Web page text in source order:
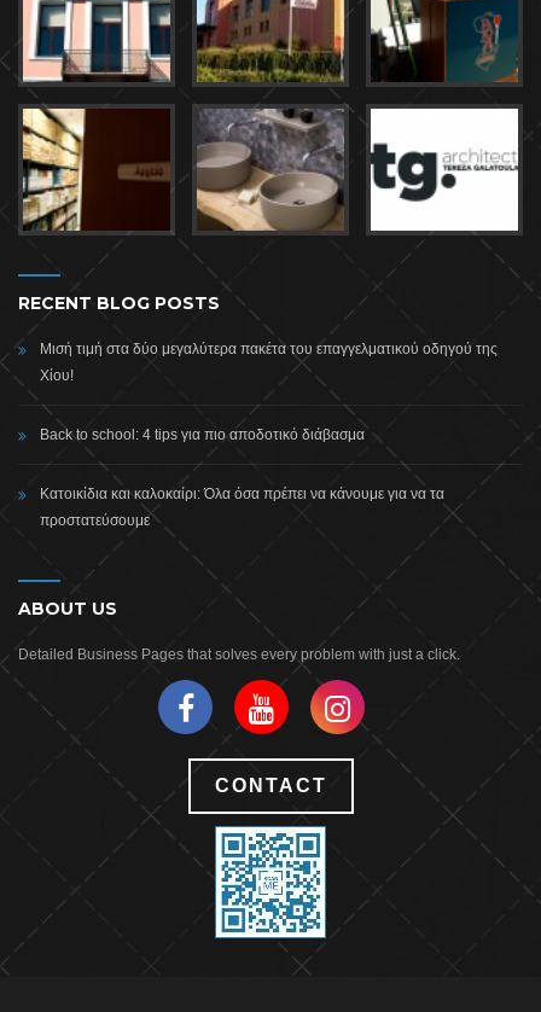
RECENT BLOG POSTS
Μισή τιμή στα δύο μεγαλύτερα πακέτα του επαγγελματικού οδηγού της
Χίου!
Back to school: 4 tips για πιο αποδοτικό διάβασμα
Κατοικίδια και καλοκαίρι: Όλα όσα πρέπει να κάνουμε για να τα
προστατεύσουμε
ABOUT US
Detailed Business Pages that solves every problem with just a click.
CONTACT